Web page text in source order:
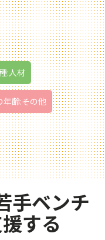
:人材
年齢:その他
手ベンチ
する